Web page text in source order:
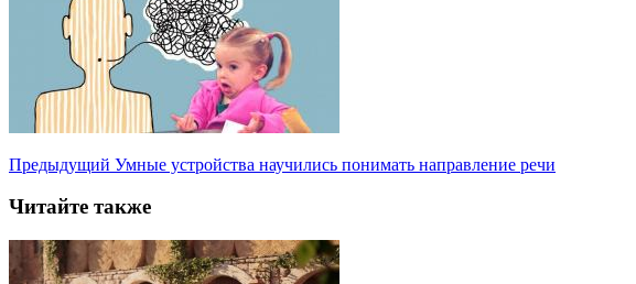
Предыдущий Умные устройства научились понимать направление речи
Читайте также